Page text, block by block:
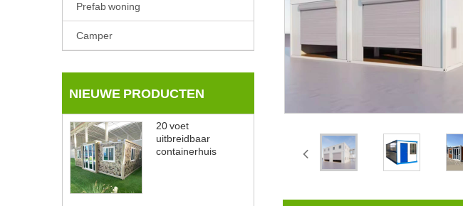
Prefab woning
Camper
NIEUWE PRODUCTEN
20 voet
uitbreidbaar
containerhuis